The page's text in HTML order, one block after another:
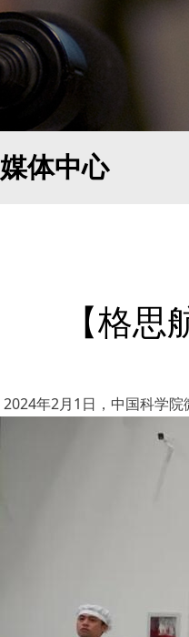
媒体中心
【格
2024年2月1日，中国科学